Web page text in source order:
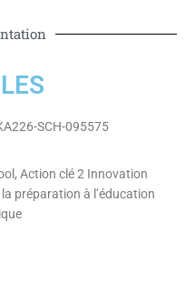
SCH-095575
Action clé 2 Innovation
préparation à l’éducation